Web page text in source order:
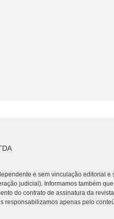
e sem vinculação editorial e
judicial). Informamos também
do contrato de assinatura da
responsabilizamos apenas pelo